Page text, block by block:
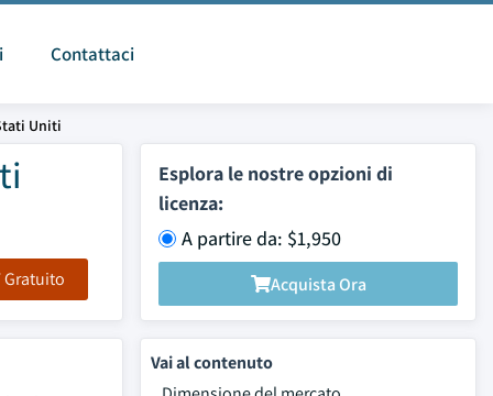
Contattaci
Uniti
Gratuito
Esplora le nostre opzioni di
licenza:
A partire da: $1,950
Acquista Ora
Vai al contenuto